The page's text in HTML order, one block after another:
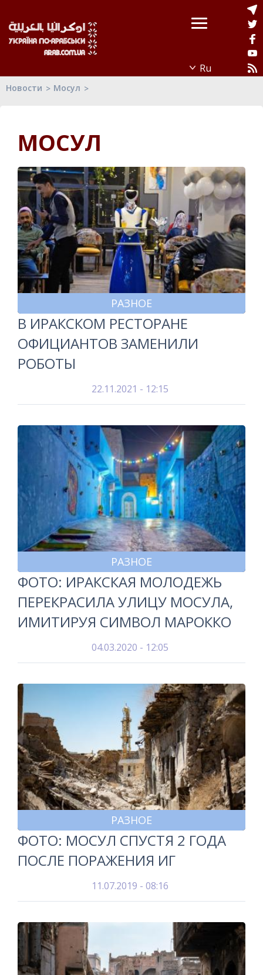
Новости Мосул
МОСУЛ
РАЗНОЕ
В ИРАКСКОМ РЕСТОРАНЕ
ОФИЦИАНТОВ ЗАМЕНИЛИ
РОБОТЫ
22.11.2021 - 12:15
РАЗНОЕ
ФОТО: ИРАКСКАЯ МОЛОДЕЖЬ
ПЕРЕКРАСИЛА УЛИЦУ МОСУЛА,
ИМИТИРУЯ СИМВОЛ МАРОККО
04.03.2020 - 12:05
РАЗНОЕ
ФОТО: МОСУЛ СПУСТЯ 2 ГОДА
ПОСЛЕ ПОРАЖЕНИЯ ИГ
11.07.2019 - 08:16